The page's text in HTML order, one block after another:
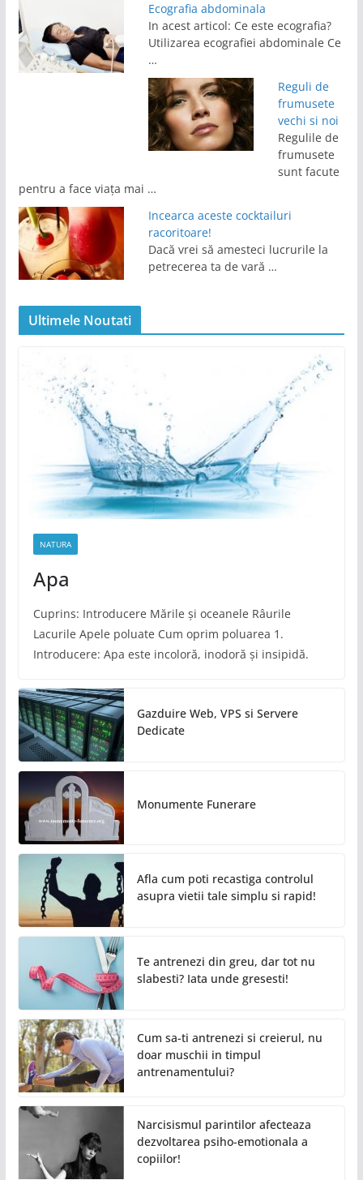
Ecografia abdominala
In acest articol: Ce este ecografia?
Utilizarea ecografiei abdominale Ce
…
Reguli de
frumusete
vechi si noi
Regulile de
frumusete
sunt facute
pentru a face viața mai …
Incearca aceste cocktailuri
racoritoare!
Dacă vrei să amesteci lucrurile la
petrecerea ta de vară …
Ultimele Noutati
NATURA
Apa
Cuprins: Introducere Mările și oceanele Râurile
Lacurile Apele poluate Cum oprim poluarea 1.
Introducere: Apa este incoloră, inodoră și insipidă.
Gazduire Web, VPS si Servere
Dedicate
Monumente Funerare
Afla cum poti recastiga controlul
asupra vietii tale simplu si rapid!
Te antrenezi din greu, dar tot nu
slabesti? Iata unde gresesti!
Cum sa-ti antrenezi si creierul, nu
doar muschii in timpul
antrenamentului?
Narcisismul parintilor afecteaza
dezvoltarea psiho-emotionala a
copiilor!